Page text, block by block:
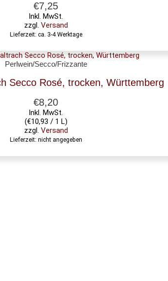
€7,25
Inkl. MwSt.
zzgl. Versand
Lieferzeit: ca. 3-4 Werktage
Perlwein/Secco/Frizzante
Secco Rosé, trocken, Württemberg
€8,20
Inkl. MwSt.
(€10,93 / 1 L)
zzgl. Versand
Lieferzeit: nicht angegeben